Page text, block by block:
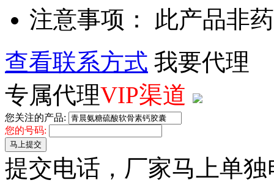
注意事项： 此产品非
查看联系方式 我要代理
专属代理VIP渠道
您关注的产品:
您的号码:
马上提交
提交电话，厂家马上单